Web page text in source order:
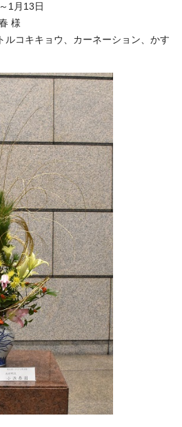
1月13日
様
ルコキキョウ、カーネーション、かす